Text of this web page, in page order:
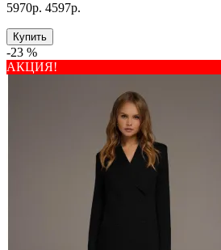
5970р. 4597р.
Купить
-23 %
АКЦИЯ!